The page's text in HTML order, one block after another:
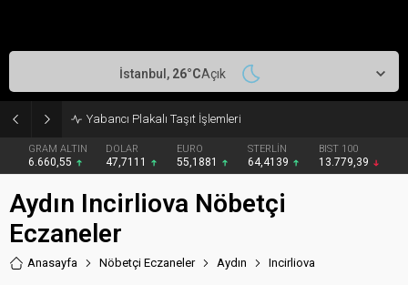
Yabancı Plakalı Taşıt İşlemleri
GRAM ALTIN
6.660,55
DOLAR
47,7111
EURO
55,1881
STERLİN
64,4139
BIST 100
13.779,39
İstanbul, 26°CAçık
Aydın Incirliova Nöbetçi
Eczaneler
Anasayfa Nöbetçi Eczaneler Aydın Incirliova